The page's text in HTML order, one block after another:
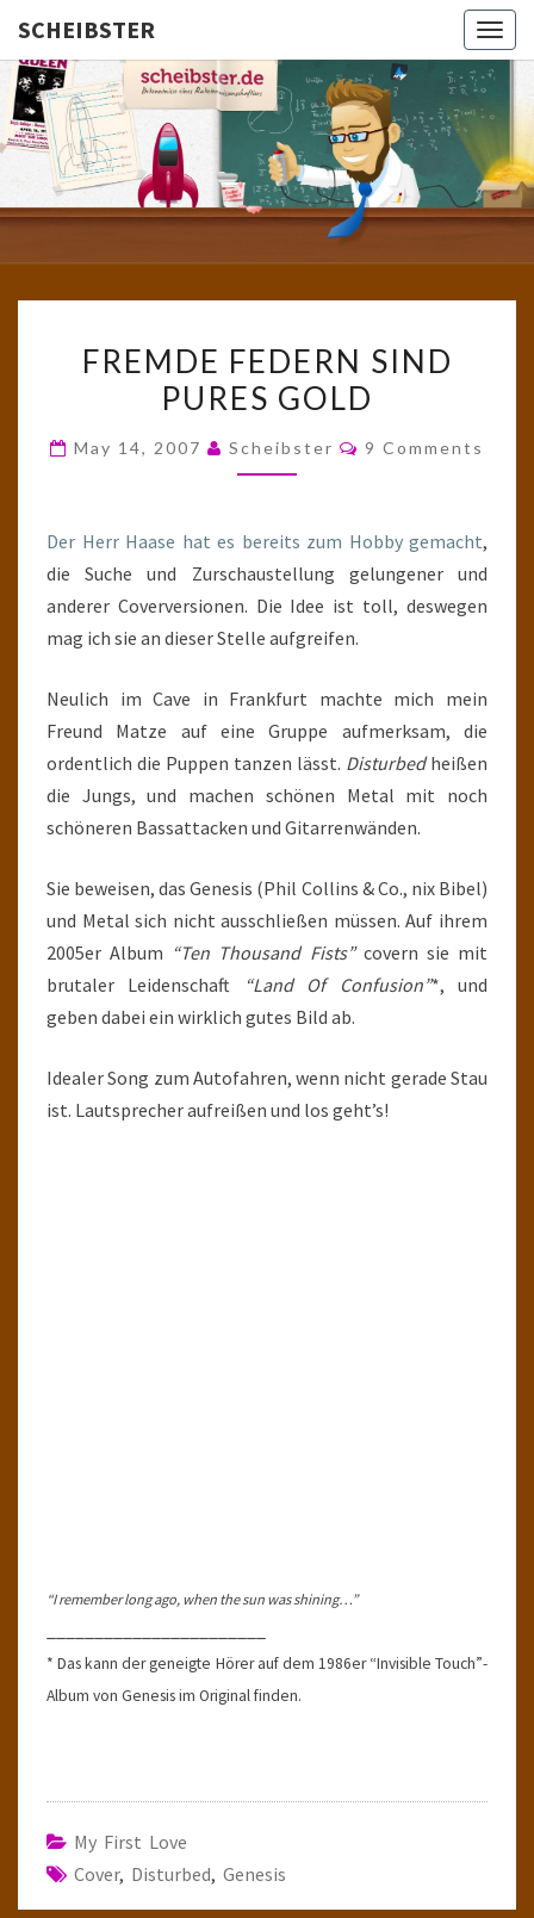
SCHEIBSTER
Gutbürgerliche
Reime Und
Mehr! In
Blogform.
School!
FEDERN
SIND
FREMDE FEDERN SIND
PURES GOLD
May 14, 2007 Scheibster Comments
9 Comments
Der Herr Haase hat es bereits zum Hobby gemacht,
die Suche und Zurschaustellung gelungener und
anderer Coverversionen. Die Idee ist toll, deswegen
mag ich sie an dieser Stelle aufgreifen.
Neulich im Cave in Frankfurt machte mich mein
Freund Matze auf eine Gruppe aufmerksam, die
ordentlich die Puppen tanzen lässt. Disturbedheißen
die Jungs, und machen schönen Metal mit noch
schöneren Bassattacken und Gitarrenwänden.
Sie beweisen, das Genesis (Phil Collins & Co., nix Bibel)
und Metal sich nicht ausschließen müssen. Auf ihrem
2005er Album “Ten Thousand Fists”covern sie mit
brutaler Leidenschaft
“Land Of Confusion”*, und
geben dabei ein wirklich gutes Bild ab.
Idealer Song zum Autofahren, wenn nicht gerade Stau
ist. Lautsprecher aufreißen und los geht’s!
“I remember long ago, when the sun was shining…”
* Das kann der geneigte Hörer auf dem 1986er “Invisible Touch”-
Album von Genesis im Original finden.
My First Love
Cover, Disturbed, Genesis